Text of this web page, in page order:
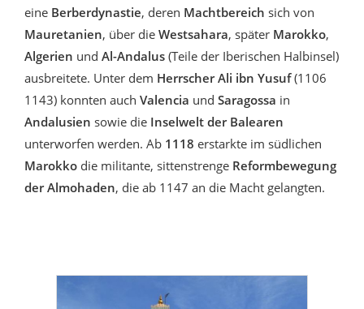
eine Berberdynastie, deren Machtbereich sich von
Mauretanien, über die Westsahara, später Marokko,
Algerien und Al-Andalus (Teile der Iberischen Halbinsel)
ausbreitete. Unter dem Herrscher Ali ibn Yusuf(1106
1143) konnten auch Valencia und Saragossa in
Andalusien sowie die Inselwelt der Balearen
unterworfen werden. Ab 1118 erstarkte im südlichen
Marokko die militante, sittenstrenge Reformbewegung
der Almohaden, die ab 1147 an die Macht gelangten.